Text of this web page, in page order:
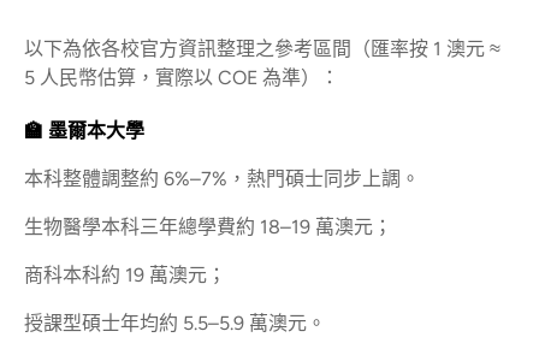
以下為依各校官方資訊整理之參考區間（匯率按 1 澳元 ≈
5 人民幣估算，實際以 COE 為準）：
🏫 墨爾本大學
本科整體調整約 6%–7%，熱門碩士同步上調。
生物醫學本科三年總學費約 18–19 萬澳元；
商科本科約 19 萬澳元；
授課型碩士年均約 5.5–5.9 萬澳元。